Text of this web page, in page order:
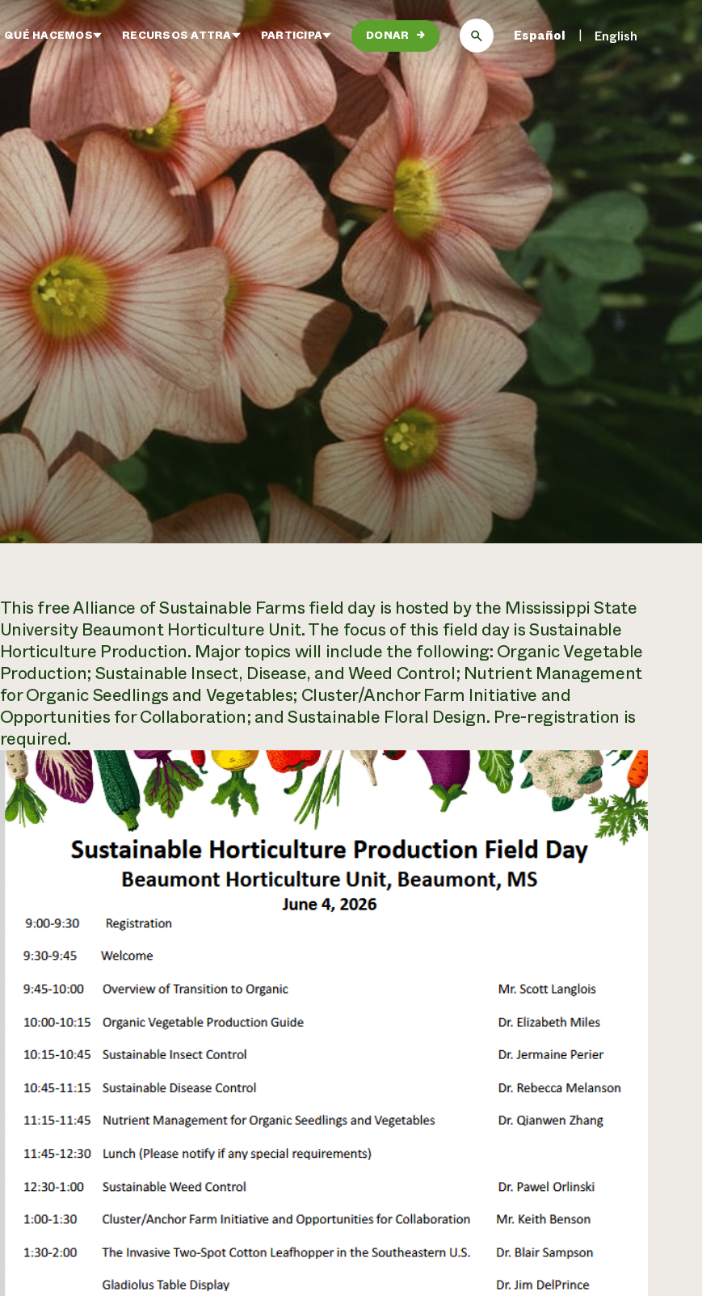
QUÉ HACEMOS RECURSOS ATTRA PARTICIPA DONAR → Español English
This free Alliance of Sustainable Farms field day is hosted by the Mississippi State
University Beaumont Horticulture Unit. The focus of this field day is Sustainable
Horticulture Production. Major topics will include the following: Organic Vegetable
Production; Sustainable Insect, Disease, and Weed Control; Nutrient Management
for Organic Seedlings and Vegetables; Cluster/Anchor Farm Initiative and
Opportunities for Collaboration; and Sustainable Floral Design. Pre-registration is
required.